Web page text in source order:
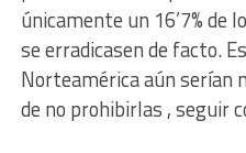
únicamente un 16’7% de
se erradicasen de facto.
Norteamérica aún serían
de no prohibirlas , seguir